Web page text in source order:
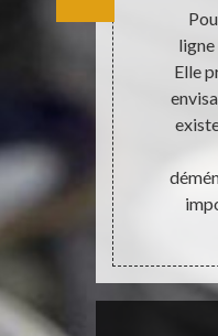
projet ou
viendrons
un
92270.
Elle